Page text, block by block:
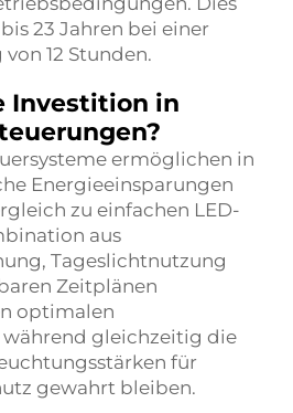
23 Jahren bei einer
12 Stunden.
Investition in
ermöglichen in
Energieeinsparungen
zu einfachen LED-
aus
Tageslichtnutzung
Zeitplänen
optimalen
während gleichzeitig die
für
gewahrt bleiben.